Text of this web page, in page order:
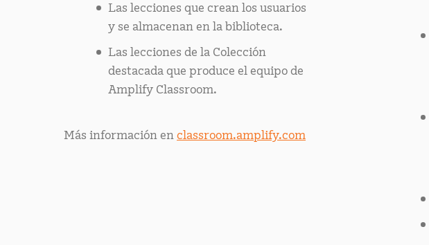
Las lecciones que crean los usuarios
y se almacenan en la biblioteca.
Las lecciones de la Colección
destacada que produce el equipo de
Amplify Classroom.
Más información en classroom.amplify.com